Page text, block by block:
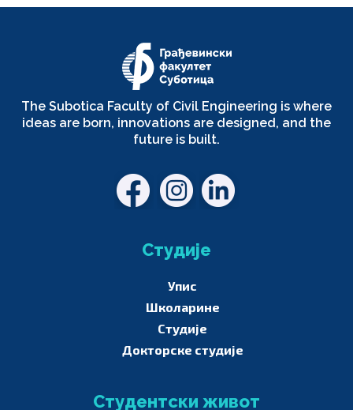
The Subotica Faculty of Civil Engineering is where
ideas are born, innovations are designed, and the
future is built.
Студије
Упис
Школарине
Студије
Докторске студије
Студентски живот